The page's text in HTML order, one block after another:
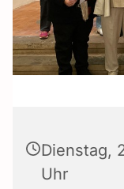
Dienstag,
Uhr